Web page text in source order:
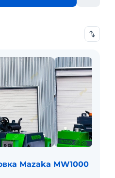
Mazaka MW1000